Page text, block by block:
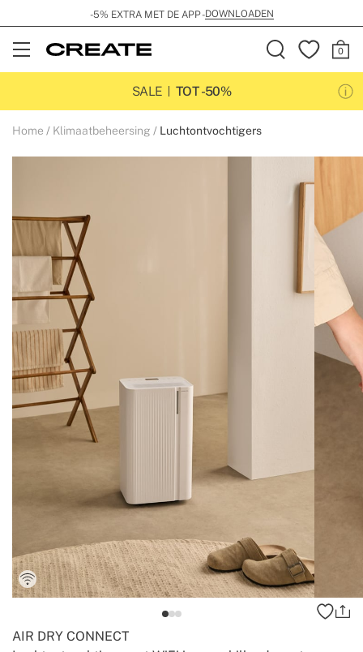
-5% EXTRA MET DE APP -DOWNLOADEN
Open
Menu
SALE
TOT -50%
Home Klimaatbeheersing Luchtontvochtigers
AIR DRY CONNECT